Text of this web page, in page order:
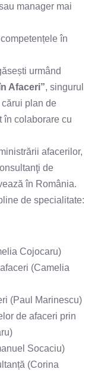
manager mai
în
urmând
Afaceri”, singurul
plan de
în colaborare cu
afacerilor,
de
în România.
de specialitate:
Cojocaru)
(Camelia
(Paul Marinescu)
de afaceri prin
Socaciu)
(Corina